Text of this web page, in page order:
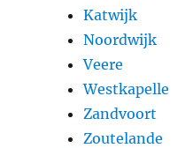
Katwijk
Noordwijk
Veere
Westkapelle
Zandvoort
Zoutelande